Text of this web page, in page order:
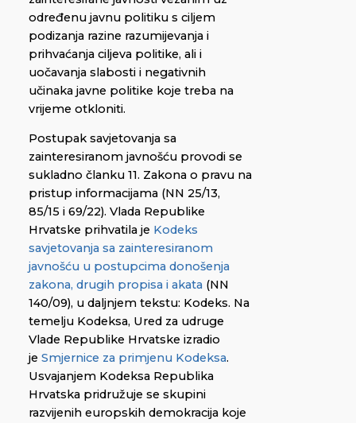
određenu javnu politiku s ciljem
podizanja razine razumijevanja i
prihvaćanja ciljeva politike, ali i
uočavanja slabosti i negativnih
učinaka javne politike koje treba na
vrijeme otkloniti.
Postupak savjetovanja sa
zainteresiranom javnošću provodi se
sukladno članku 11. Zakona o pravu na
pristup informacijama (NN 25/13,
85/15 i 69/22). Vlada Republike
Hrvatske prihvatila je Kodeks
savjetovanja sa zainteresiranom
javnošću u postupcima donošenja
zakona, drugih propisa i akata (NN
140/09), u daljnjem tekstu: Kodeks. Na
temelju Kodeksa, Ured za udruge
Vlade Republike Hrvatske izradio
je Smjernice za primjenu Kodeksa.
Usvajanjem Kodeksa Republika
Hrvatska pridružuje se skupini
razvijenih europskih demokracija koje